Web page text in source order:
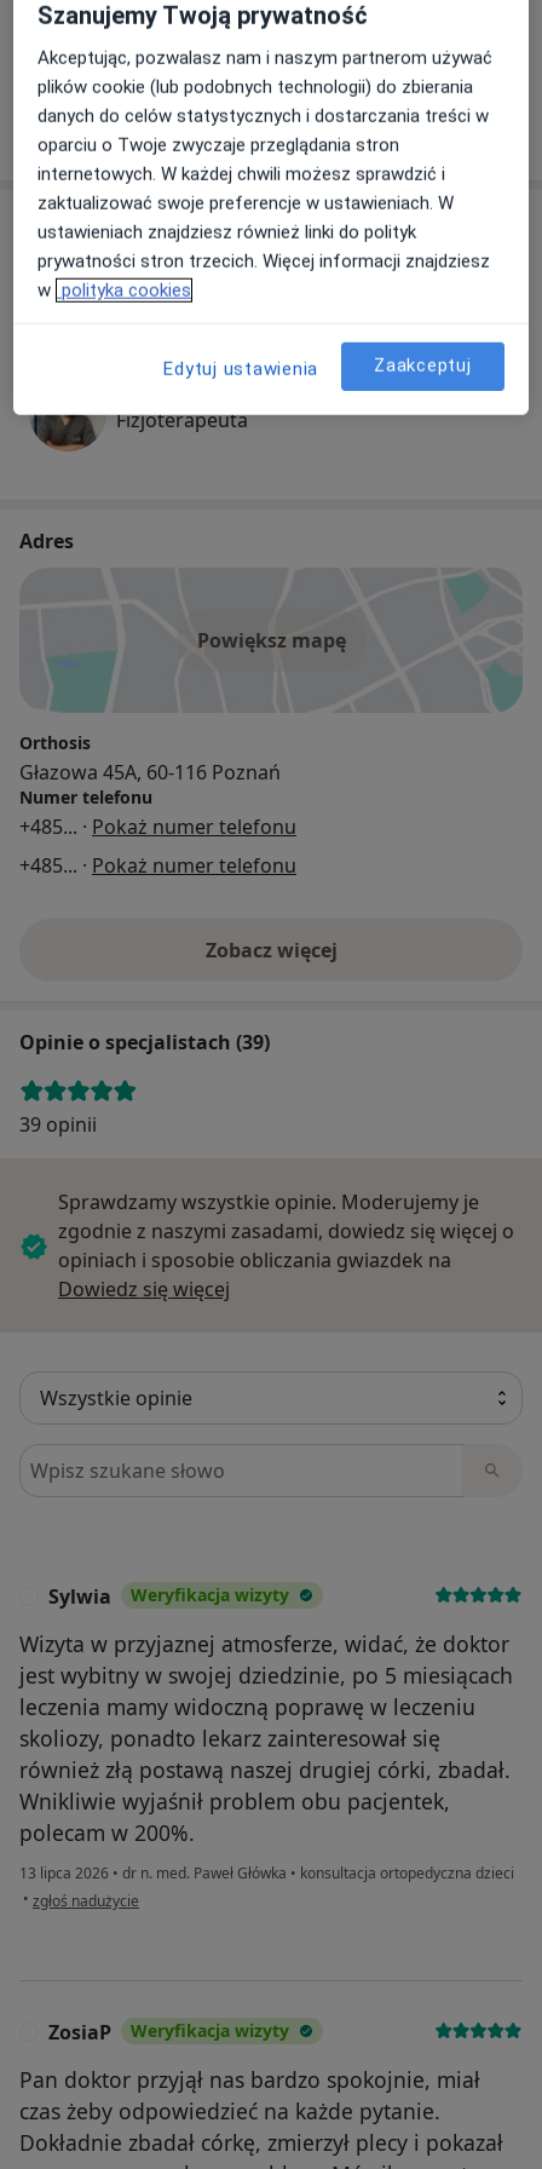
Konsultacja fizjoterapeutyczna
W jaki sposób ustalane są ceny?
Specjaliści
Fizjoterapeuta
mgr Marcin Kubzdyl
Fizjoterapeuta
Adres
Powiększ mapę
Orthosis
Głazowa 45A, 60-116 Poznań
Numer telefonu
+485... · Pokaż numer telefonu
+485... · Pokaż numer telefonu
Zobacz więcej
Opinie o specjalistach (39)
39 opinii
Sprawdzamy wszystkie opinie. Moderujemy je
zgodnie z naszymi zasadami, dowiedz się więcej o
opiniach i sposobie obliczania gwiazdek na
Dowiedz się więcej
Szukaj w opiniach
Sylwia Weryfikacja wizyty
Wizyta w przyjaznej atmosferze, widać, że doktor
jest wybitny w swojej dziedzinie, po 5 miesiącach
leczenia mamy widoczną poprawę w leczeniu
skoliozy, ponadto lekarz zainteresował się
również złą postawą naszej drugiej córki, zbadał.
Wnikliwie wyjaśnił problem obu pacjentek,
polecam w 200%.
13 lipca 2026 • dr n. med. Paweł Główka • konsultacja ortopedyczna dzieci
• w opinii użytkownika Sylwia
zgłoś nadużycie
ZosiaP Weryfikacja wizyty
Pan doktor przyjął nas bardzo spokojnie, miał
czas żeby odpowiedzieć na każde pytanie.
Dokładnie zbadał córkę, zmierzył plecy i pokazał
Szanujemy Twoją prywatność
Akceptując, pozwalasz nam i naszym partnerom używać
plików cookie (lub podobnych technologii) do zbierania
danych do celów statystycznych i dostarczania treści w
oparciu o Twoje zwyczaje przeglądania stron
internetowych. W każdej chwili możesz sprawdzić i
zaktualizować swoje preferencje w ustawieniach. W
ustawieniach znajdziesz również linki do polityk
prywatności stron trzecich. Więcej informacji znajdziesz
w polityka cookies
Edytuj ustawienia Zaakceptuj